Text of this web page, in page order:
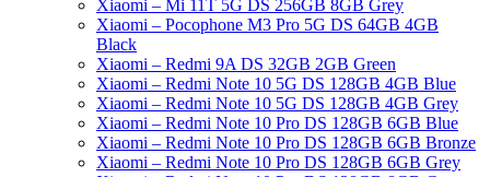
24 horas, compara precios y descubrirás
por qué somos líderes en Internet.
Aprovecha nuestras ofertas y
promociones. PHILIPS SONY
PANASONIC BRAUN ORAL «B»
Xiaomi – Mi 11T 5G DS 256GB 8GB Grey
Xiaomi – Pocophone M3 Pro 5G DS 64GB 4GB
Black
Xiaomi – Redmi 9A DS 32GB 2GB Green
Xiaomi – Redmi Note 10 5G DS 128GB 4GB Blue
Xiaomi – Redmi Note 10 5G DS 128GB 4GB Grey
Xiaomi – Redmi Note 10 Pro DS 128GB 6GB Blue
Xiaomi – Redmi Note 10 Pro DS 128GB 6GB Bronze
Xiaomi – Redmi Note 10 Pro DS 128GB 6GB Grey